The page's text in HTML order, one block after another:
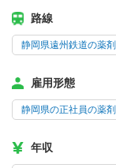
路線
静岡県遠州鉄道の薬
雇用形態
静岡県の正社員の薬
年収